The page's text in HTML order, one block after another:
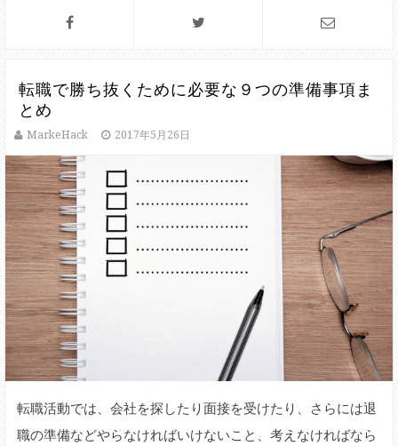
転職で勝ち抜くために必要な９つの準備事項ま
とめ
MarkeHack 2017年5月26日
転職活動では、会社を探したり面接を受けたり、さらには退
職の準備などやらなければいけないこと、考えなければなら